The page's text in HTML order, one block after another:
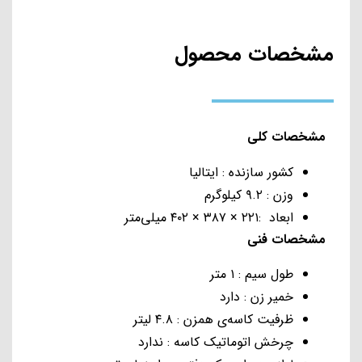
خارجی نسبتا بالاتر است. در واقع لوازم خانگی برند اسمگ از جمله
خاصی که محصولات اسمگ ایتالیا دارند، همواره به‌عنوان
محصولاتی لوکس در انواع منازل و آشپزخانه‌ها جای خود را پیدا
کرده‌اند و عمر مفید بالای این دستگاه‌ها و صرفه بالای انرژی آن‌ها از
مهم‌ترین علل پرطرفدار بودن محصولات این برند است.
مشخصات محصول
مشخصات کلی
کشور سازنده : ایتالیا
وزن : ۹.۲ کیلوگرم
ابعاد :۲۲۱ × ۳۸۷ × ۴۰۲ میلی‌متر
مشخصات فنی
طول سیم : ۱ متر
خمیر زن : دارد
ظرفیت کاسه‌ی همزن : ۴.۸ لیتر
چرخش اتوماتیک کاسه : ندارد